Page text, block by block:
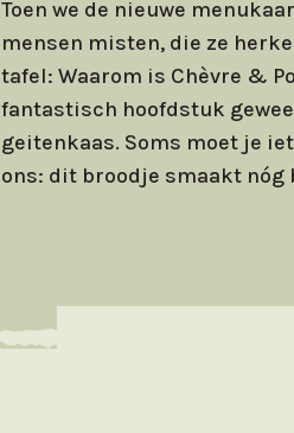
Toen we de nieuwe
mensen misten, die ze
tafel: Waarom is Chèvre &
fantastisch hoofdstuk
geitenkaas. Soms moet je
ons: dit broodje smaakt nóg